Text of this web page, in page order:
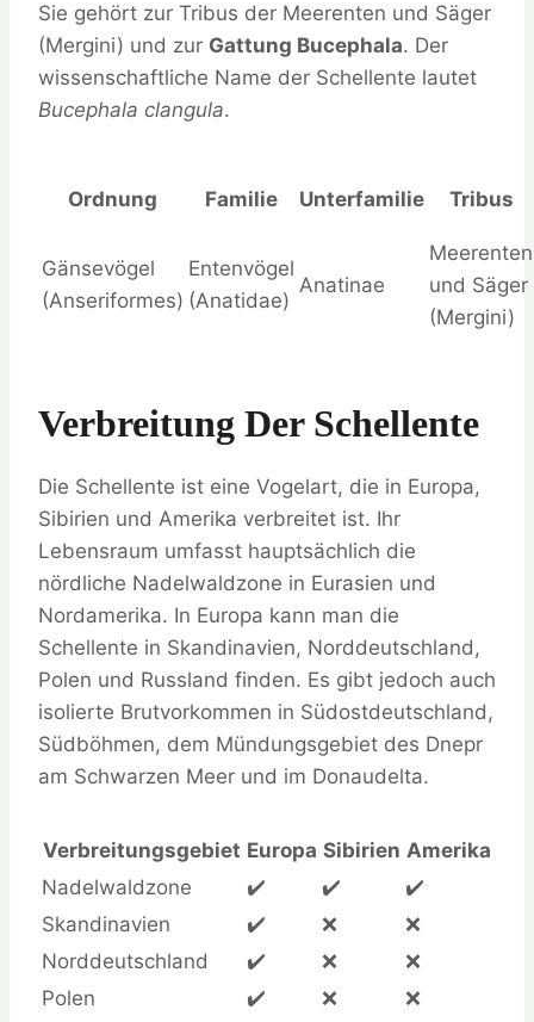
Sie gehört zur Tribus der Meerenten und Säger
(Mergini) und zur Gattung Bucephala. Der
wissenschaftliche Name der Schellente lautet
Bucephala clangula.
Ordnung Familie Unterfamilie Tribus
Gänsevögel
(Anseriformes)
Entenvögel
(Anatidae)
Anatinae
Meerenten
und Säger
(Mergini)
Verbreitung Der Schellente
Die Schellente ist eine Vogelart, die in Europa,
Sibirien und Amerika verbreitet ist. Ihr
Lebensraum umfasst hauptsächlich die
nördliche Nadelwaldzone in Eurasien und
Nordamerika. In Europa kann man die
Schellente in Skandinavien, Norddeutschland,
Polen und Russland finden. Es gibt jedoch auch
isolierte Brutvorkommen in Südostdeutschland,
Südböhmen, dem Mündungsgebiet des Dnepr
am Schwarzen Meer und im Donaudelta.
Verbreitungsgebiet Europa Sibirien Amerika
Nadelwaldzone
✔️ ✔️
✔️
Skandinavien
✔️ ❌
❌
Norddeutschland
✔️ ❌
❌
Polen
✔️ ❌
❌